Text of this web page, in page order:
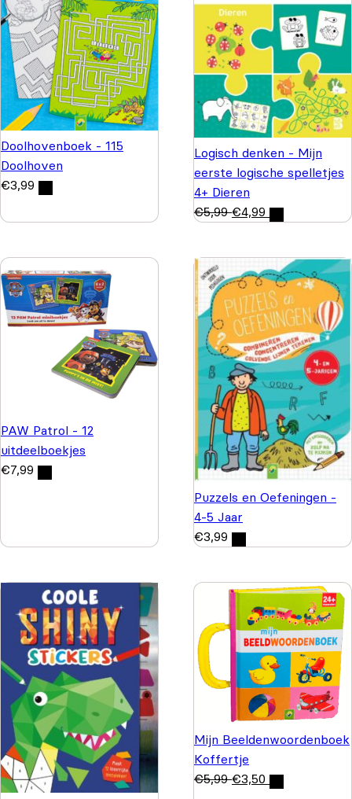
Doolhovenboek - 115
Doolhoven
€3,99
Logisch denken - Mijn
eerste logische spelletjes
4+ Dieren
€5,99 €4,99
PAW Patrol - 12
uitdeelboekjes
€7,99
Puzzels en Oefeningen -
4-5 Jaar
€3,99
Mijn Beeldenwoordenboek
Koffertje
€5,99 €3,50